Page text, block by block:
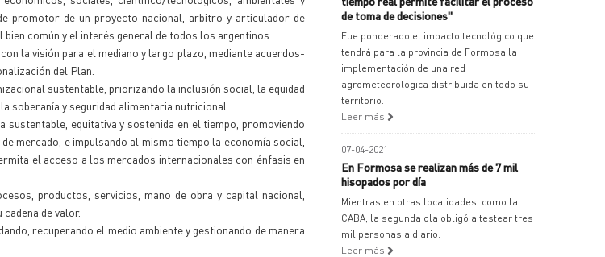
promotor de un proyecto nacional, arbitro y articulador de
común y el interés general de todos los argentinos.
la visión para el mediano y largo plazo, mediante acuerdos-
del Plan.
sustentable, priorizando la inclusión social, la equidad
soberanía y seguridad alimentaria nutricional.
equitativa y sostenida en el tiempo, promoviendo
mercado, e impulsando al mismo tiempo la economía social,
el acceso a los mercados internacionales con énfasis en
productos, servicios, mano de obra y capital nacional,
de valor.
recuperando el medio ambiente y gestionando de manera
de toma de decisiones"
Fue ponderado el impacto tecnológico que
tendrá para la provincia de Formosa la
implementación de una red
agrometeorológica distribuida en todo su
territorio.
Leer más
07-04-2021
En Formosa se realizan más de 7 mil
hisopados por día
Mientras en otras localidades, como la
CABA, la segunda ola obligó a testear tres
mil personas a diario.
Leer más